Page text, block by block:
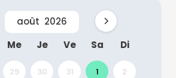
août 2026
Me Je Ve Sa Di
29 30 31 1 2